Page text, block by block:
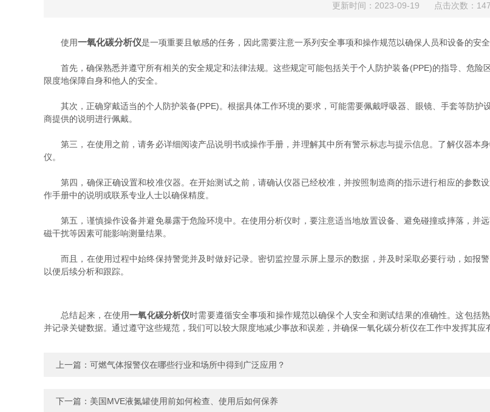
更新时间：2023-09-19 点击次数：
使用一氧化碳分析仪是一项重要且敏感的任务，因此需要注意一系列安全事项和操作规范以确保人员和设备的安
首先，确保熟悉并遵守所有相关的安全规定和法律法规。这些规定可能包括关于个人防护装备(PPE)的指导、危险
限度地保障自身和他人的安全。
其次，正确穿戴适当的个人防护装备(PPE)。根据具体工作环境的要求，可能需要佩戴呼吸器、眼镜、手套等防护
商提供的说明进行佩戴。
第三，在使用之前，请务必详细阅读产品说明书或操作手册，并理解其中所有警示标志与提示信息。了解仪器本
仪。
第四，确保正确设置和校准仪器。在开始测试之前，请确认仪器已经校准，并按照制造商的指示进行相应的参数
作手册中的说明或联系专业人士以确保精度。
第五，谨慎操作设备并避免暴露于危险环境中。在使用分析仪时，要注意适当地放置设备、避免碰撞或摔落，并
磁干扰等因素可能影响测量结果。
而且，在使用过程中始终保持警觉并及时做好记录。密切监控显示屏上显示的数据，并及时采取必要行动，如报
以便后续分析和跟踪。
总结起来，在使用一氧化碳分析仪时需要遵循安全事项和操作规范以确保个人安全和测试结果的准确性。这包括
并记录关键数据。通过遵守这些规范，我们可以较大限度地减少事故和误差，并确保一氧化碳分析仪在工作中发挥其应
上一篇： 可燃气体报警仪在哪些行业和场所中得到广泛应用？
下一篇： 美国MVE液氮罐使用前如何检查、使用后如何保养